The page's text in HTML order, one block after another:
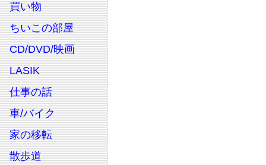
買い物
ちいこの部屋
CD/DVD/映画
LASIK
仕事の話
車/バイク
家の移転
散歩道